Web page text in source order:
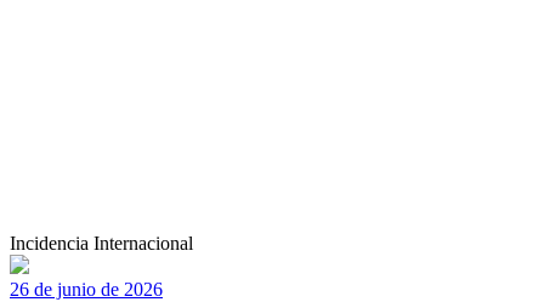
Incidencia Internacional
26 de junio de 2026